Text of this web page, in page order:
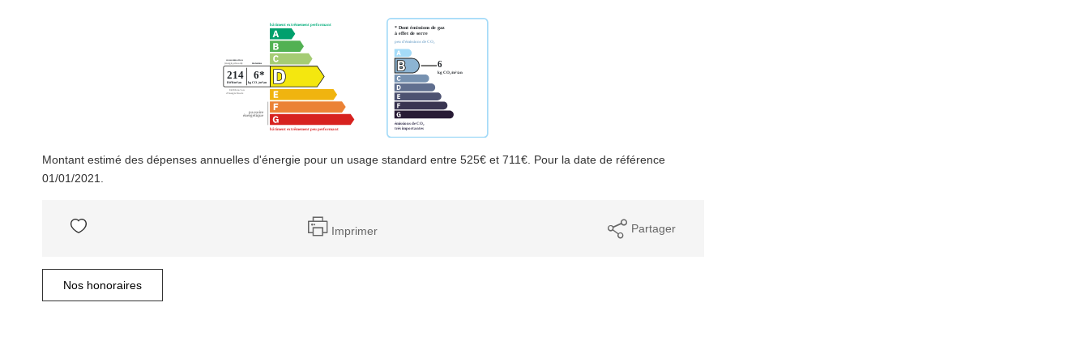
Montant estimé des dépenses annuelles d'énergie pour un usage standard entre 525€ et 711€. Pour la date de référence
01/01/2021.
Imprimer Partager
Nos honoraires